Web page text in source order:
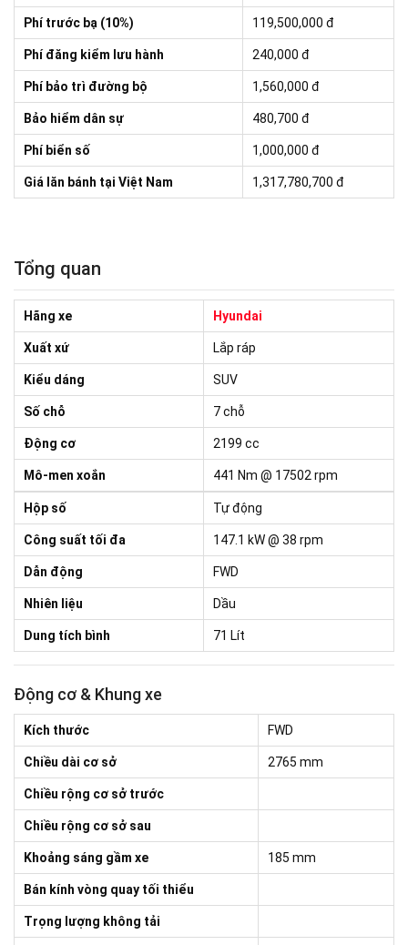
Phí trước bạ (10%) 119,500,000 đ
Phí đăng kiểm lưu hành 240,000 đ
Phí bảo trì đường bộ 1,560,000 đ
Bảo hiểm dân sự 480,700 đ
Phí biển số 1,000,000 đ
Giá lăn bánh tại Việt Nam 1,317,780,700 đ
Tổng quan
Hãng xe Hyundai
Xuất xứ Lắp ráp
Kiểu dáng SUV
Số chỗ 7 chỗ
Động cơ 2199 cc
Mô-men xoắn 441 Nm @ 17502 rpm
Hộp số Tự động
Công suất tối đa 147.1 kW @ 38 rpm
Dẫn động FWD
Nhiên liệu Dầu
Dung tích bình 71 Lít
Động cơ & Khung xe
Kích thước FWD
Chiều dài cơ sở 2765 mm
Chiều rộng cơ sở trước
Chiều rộng cơ sở sau
Khoảng sáng gầm xe 185 mm
Bán kính vòng quay tối thiểu
Trọng lượng không tải